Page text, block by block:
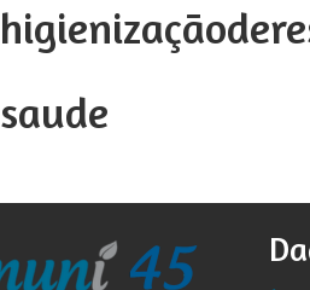
saude